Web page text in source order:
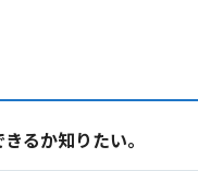
るか知りたい。